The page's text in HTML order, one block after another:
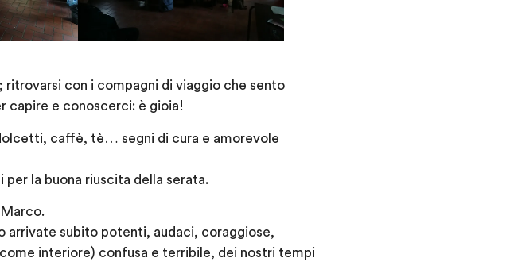
con i compagni di viaggio che sento
capire e conoscerci: è gioia!
caffè, tè… segni di cura e amorevole
la buona riuscita della serata.
arrivate subito potenti, audaci, coraggiose,
interiore) confusa e terribile, dei nostri tempi